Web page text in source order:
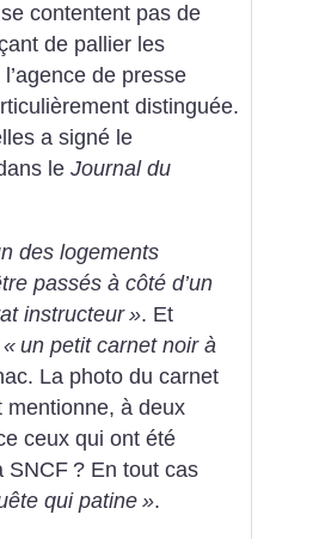
contentent pas de
de pallier les
de presse
distinguée.
a signé le
le Journal du
des logements
passés à côté d’un
instructeur». Et
« un petit carnet noir à
La photo du carnet
mentionne, à deux
ceux qui ont été
SNCF ? En tout cas
qui patine ».